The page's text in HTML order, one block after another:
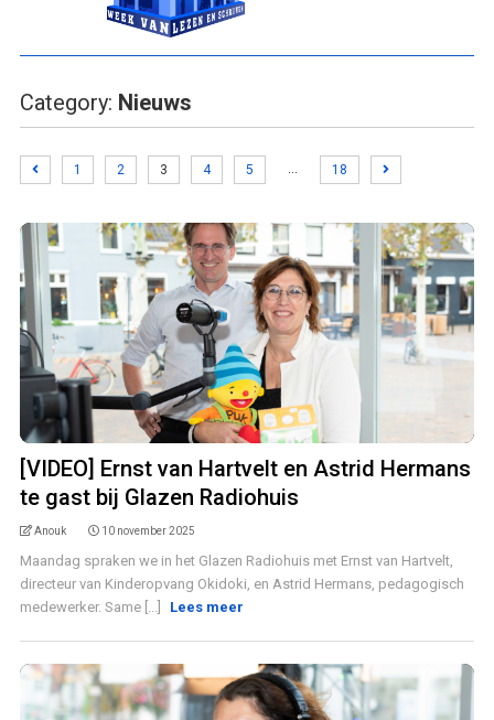
Category: Nieuws
1 2 3 4 5 18
[VIDEO] Ernst van Hartvelt en Astrid Hermans
te gast bij Glazen Radiohuis
Anouk 10 november 2025
Maandag spraken we in het Glazen Radiohuis met Ernst van Hartvelt,
directeur van Kinderopvang Okidoki, en Astrid Hermans, pedagogisch
medewerker. Same [...]
Lees meer